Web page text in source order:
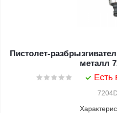
Пистолет-
металл
Есть